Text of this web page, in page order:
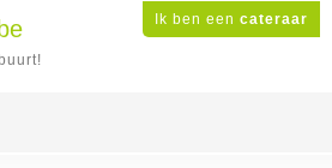
Ik ben een cateraar